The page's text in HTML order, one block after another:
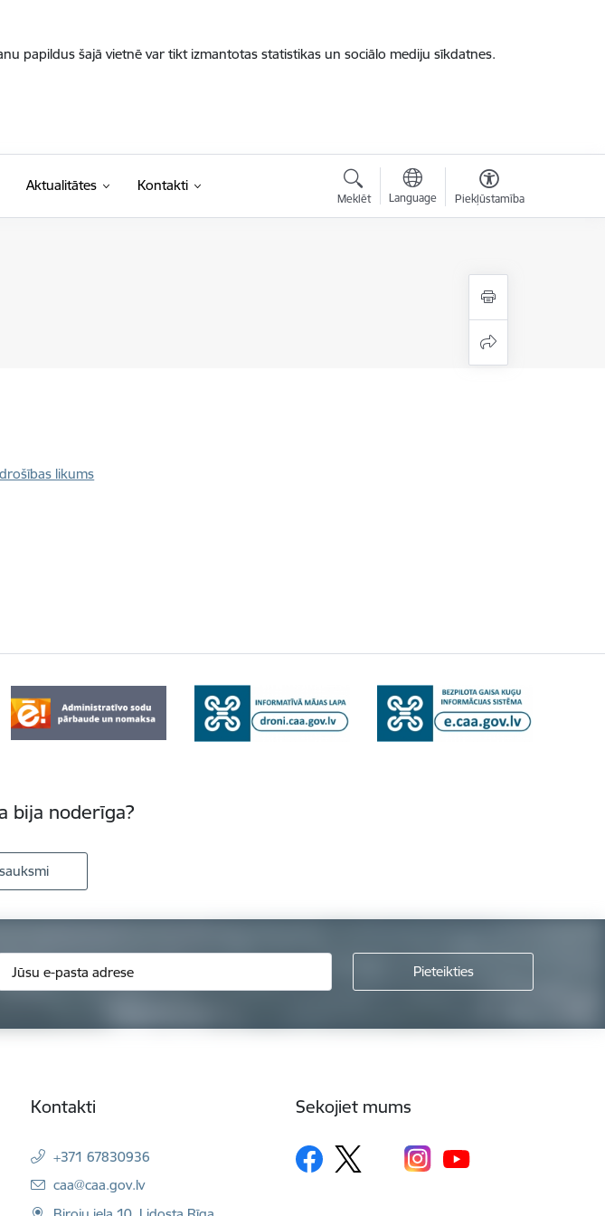
papildus šajā vietnē var tikt izmantotas statistikas un sociālo mediju sīkdatnes.
Aktualitātes Kontakti
Meklēt Language Piekļūstamība
likums
bija noderīga?
Kontakti
+371 67830936
E-pasts:
caa@caa.gov.lv
Sekojiet mums